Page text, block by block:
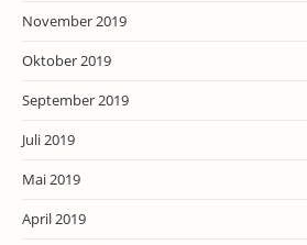
November 2019
Oktober 2019
September 2019
Juli 2019
Mai 2019
April 2019